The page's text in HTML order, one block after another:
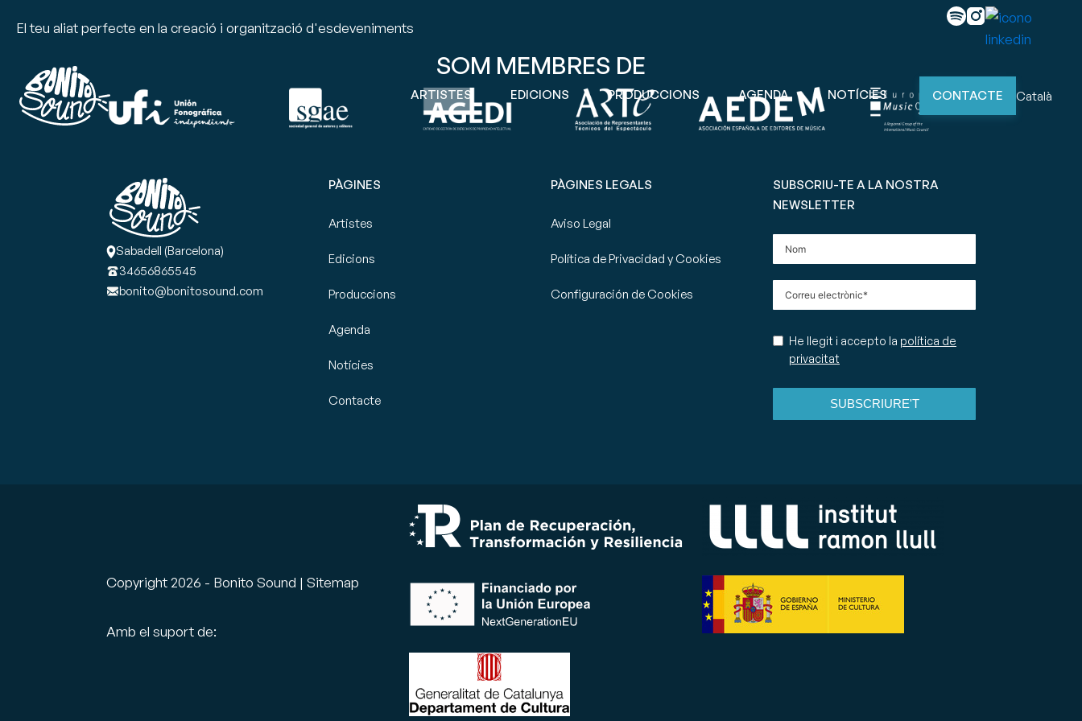
El teu aliat perfecte en la creació i organització d'esdeveniments
ARTISTES EDICIONS PRODUCCIONS AGENDA NOTÍCIES CONTACTE Català
SOM MEMBRES DE
Sabadell (Barcelona)
34656865545
bonito@bonitosound.com
PÀGINES
Artistes
Edicions
Produccions
Agenda
Notícies
Contacte
PÀGINES LEGALS
Aviso Legal
Política de Privacidad y Cookies
Configuración de Cookies
SUBSCRIU-TE A LA NOSTRA
NEWSLETTER
He llegit i accepto la política de
privacitat
SUBSCRIURE'T
Copyright 2026 - Bonito Sound | Sitemap
Amb el suport de: